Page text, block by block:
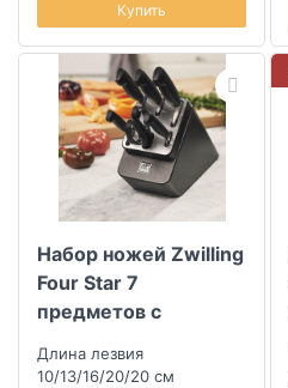
Купить
Набор ножей Zwilling
Four Star 7
предметов с
Длина лезвия
10/13/16/20/20 см